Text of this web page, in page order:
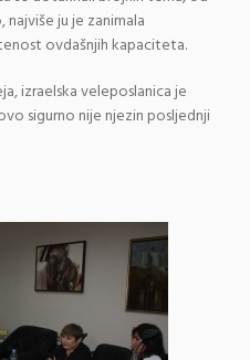
ju je zanimala
ovdašnjih kapaciteta.
izraelska veleposlanica je
sigurno nije njezin posljednji